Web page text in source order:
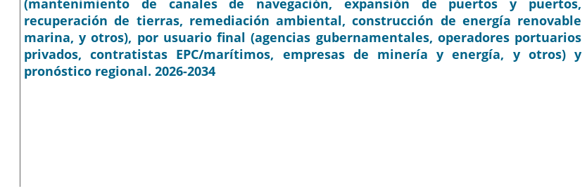
recuperación de tierras, remediación ambiental, construcción de energía renovable
marina, y otros), por usuario final (agencias gubernamentales, operadores portuarios
privados, contratistas EPC/marítimos, empresas de minería y energía, y otros) y
pronóstico regional. 2026-2034